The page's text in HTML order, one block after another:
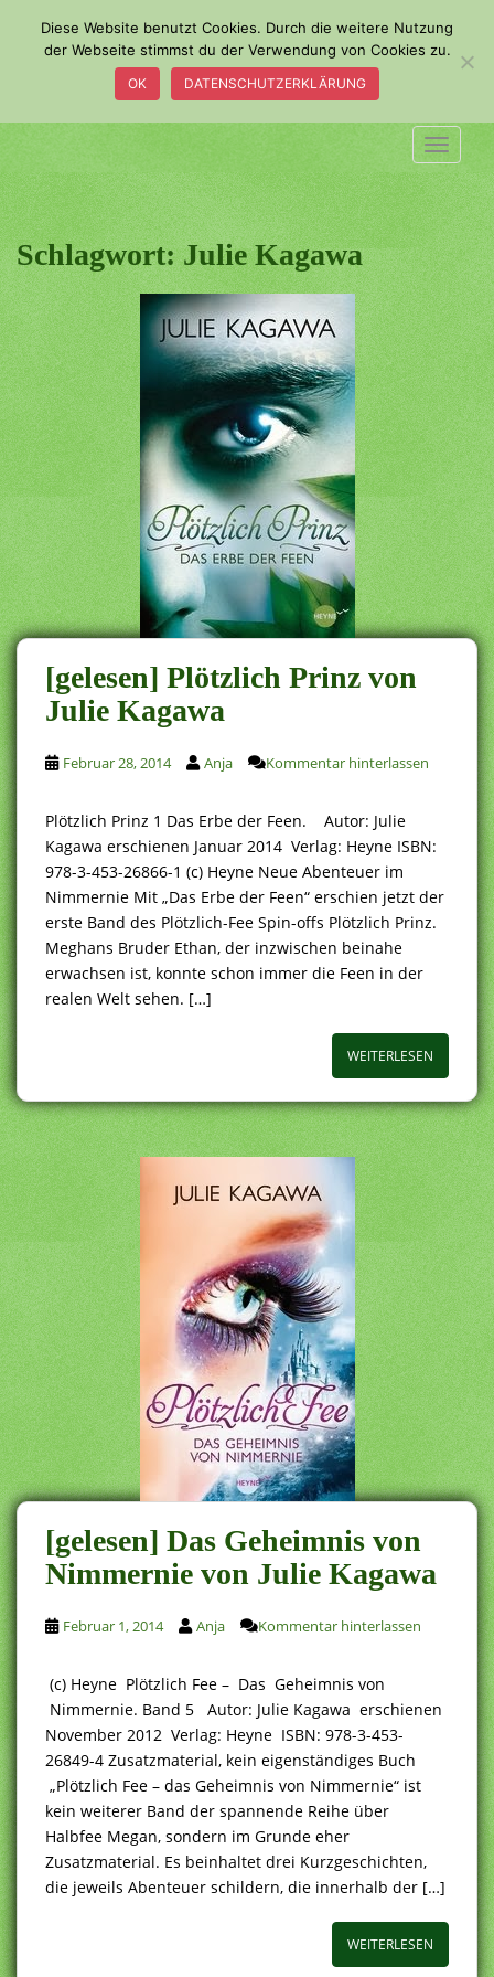
a
i
n
c
o
n
t
e
n
t
Schlagwort:Julie Kagawa
[gelesen] Plötzlich Prinz von
Julie Kagawa
Februar 28, 2014 Anja Kommentar hinterlassen
Plötzlich Prinz 1 Das Erbe der Feen. Autor: Julie
Kagawa erschienen Januar 2014 Verlag: Heyne ISBN:
978-3-453-26866-1 (c) Heyne Neue Abenteuer im
Nimmernie Mit „Das Erbe der Feen“ erschien jetzt der
erste Band des Plötzlich-Fee Spin-offs Plötzlich Prinz.
Meghans Bruder Ethan, der inzwischen beinahe
erwachsen ist, konnte schon immer die Feen in der
realen Welt sehen. […]
WEITERLESEN
[gelesen] Das Geheimnis von
Nimmernie von Julie Kagawa
Februar 1, 2014 Anja Kommentar hinterlassen
(c) Heyne Plötzlich Fee – Das Geheimnis von
Nimmernie. Band 5 Autor: Julie Kagawa erschienen
November 2012 Verlag: Heyne ISBN: 978-3-453-
26849-4 Zusatzmaterial, kein eigenständiges Buch
„Plötzlich Fee – das Geheimnis von Nimmernie“ ist
kein weiterer Band der spannende Reihe über
Halbfee Megan, sondern im Grunde eher
Zusatzmaterial. Es beinhaltet drei Kurzgeschichten,
die jeweils Abenteuer schildern, die innerhalb der […]
WEITERLESEN
Diese Website benutzt Cookies. Durch die weitere Nutzung
der Webseite stimmst du der Verwendung von Cookies zu.
OK DATENSCHUTZERKLÄRUNG